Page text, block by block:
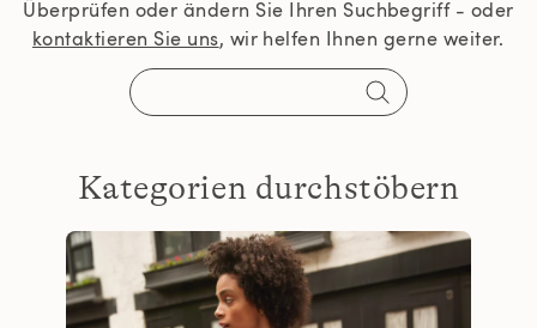
Überprüfen oder ändern Sie Ihren Suchbegriff - oder
kontaktieren Sie uns, wir helfen Ihnen gerne weiter.
Kategorien durchstöbern